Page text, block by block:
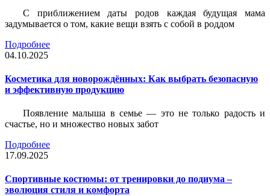
С приближением даты родов каждая будущая мама
задумывается о том, какие вещи взять с собой в роддом
Подробнее
04.10.2025
Косметика для новорождённых: Как выбрать безопасную
и эффективную продукцию
Появление малыша в семье — это не только радость и
счастье, но и множество новых забот
Подробнее
17.09.2025
Спортивные костюмы: от тренировки до подиума –
эволюция стиля и комфорта